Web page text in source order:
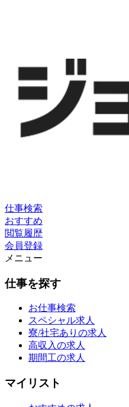
仕事検索
おすすめ
閲覧履歴
会員登録
メニュー
仕事を探す
お仕事検索
スペシャル求人
寮/社宅ありの求人
高収入の求人
期間工の求人
マイリスト